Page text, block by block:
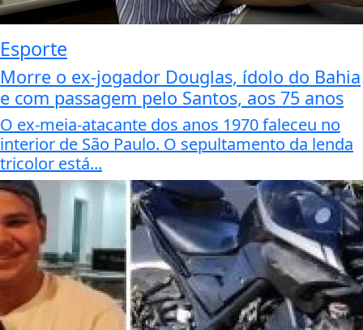
Esporte
Morre o ex-jogador Douglas, ídolo do Bahia
e com passagem pelo Santos, aos 75 anos
O ex-meia-atacante dos anos 1970 faleceu no
interior de São Paulo. O sepultamento da lenda
tricolor está...